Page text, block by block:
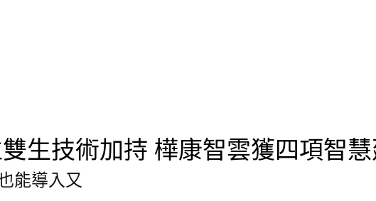
生技術加持 樺康智雲獲四項智
能導入又